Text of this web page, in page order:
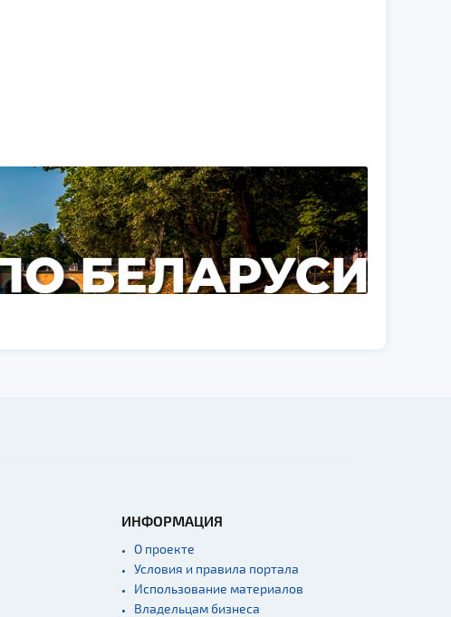
ИНФОРМАЦИЯ
О проекте
Условия и правила портала
Использование материалов
Владельцам бизнеса